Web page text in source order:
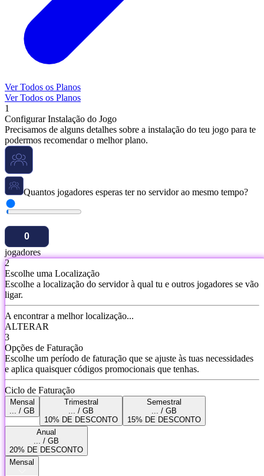
Ver Todos os Planos
Ver Todos os Planos
1
Configurar Instalação do Jogo
Precisamos de alguns detalhes sobre a instalação do teu jogo para te
podermos recomendar o melhor plano.
Quantos jogadores esperas ter no servidor ao mesmo tempo?
jogadores
2
Escolhe uma Localização
Escolhe a localização do servidor à qual tu e outros jogadores se vão
ligar.
A encontrar a melhor localização...
ALTERAR
3
Opções de Faturação
Escolhe um período de faturação que se ajuste às tuas necessidades
e aplica quaisquer códigos promocionais que tenhas.
Ciclo de Faturação
Mensal
... / GB
Trimestral
... / GB
10% DE DESCONTO
Semestral
... / GB
15% DE DESCONTO
Anual
... / GB
20% DE DESCONTO
Mensal